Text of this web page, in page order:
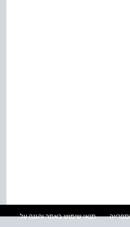
תנאי שימוש באתר והגנה על